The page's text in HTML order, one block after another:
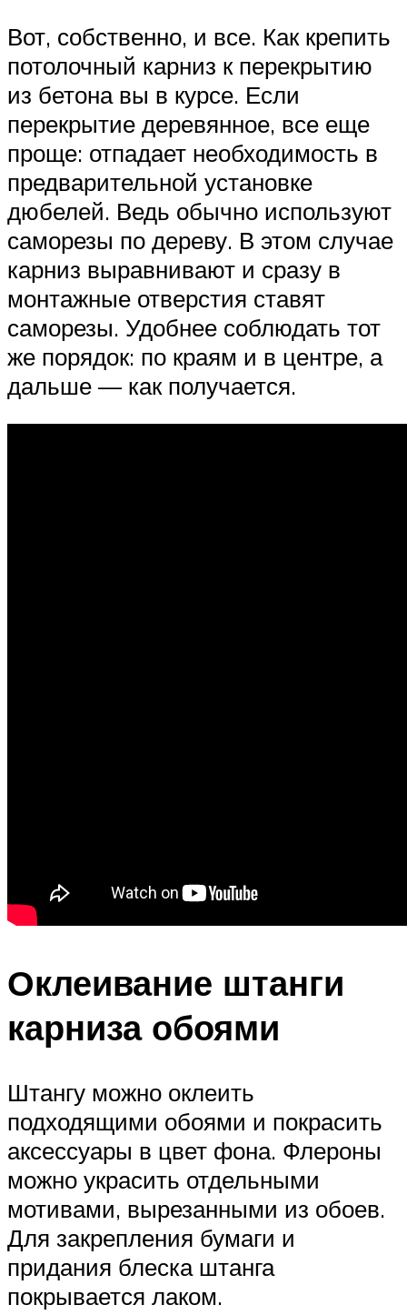
Вот, собственно, и все. Как крепить
потолочный карниз к перекрытию
из бетона вы в курсе. Если
перекрытие деревянное, все еще
проще: отпадает необходимость в
предварительной установке
дюбелей. Ведь обычно используют
саморезы по дереву. В этом случае
карниз выравнивают и сразу в
монтажные отверстия ставят
саморезы. Удобнее соблюдать тот
же порядок: по краям и в центре, а
дальше — как получается.
Оклеивание штанги
карниза обоями
Штангу можно оклеить
подходящими обоями и покрасить
аксессуары в цвет фона. Флероны
можно украсить отдельными
мотивами, вырезанными из обоев.
Для закрепления бумаги и
придания блеска штанга
покрывается лаком.